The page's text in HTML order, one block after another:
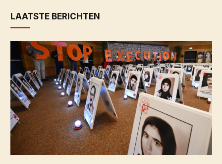
LAATSTE BERICHTEN